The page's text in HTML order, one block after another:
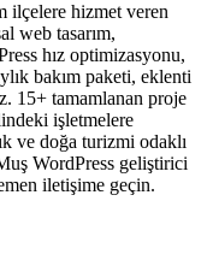
ilçelere hizmet veren
web tasarım,
hız optimizasyonu,
bakım paketi, eklenti
15+ tamamlanan proje
işletmelere
ve doğa turizmi odaklı
WordPress geliştirici
iletişime geçin.